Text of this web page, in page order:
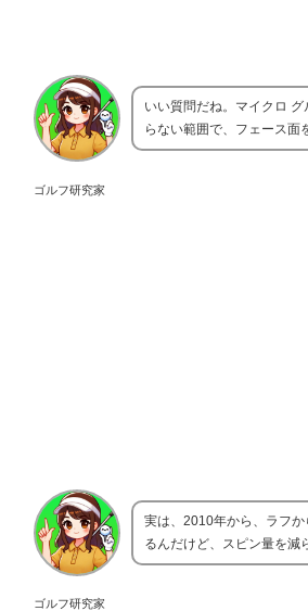
ゴルフ研究家
いい質問だね。マイクロ
らない範囲で、フェース面
ゴルフ研究家
実は、2010年から、ラフ
るんだけど、スピン量を減